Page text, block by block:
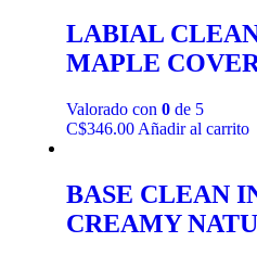
LABIAL
MAPLE
Valorado con 0de 5
C$346.00 Añadir al carrito
BASE CLEAN
CREAMY